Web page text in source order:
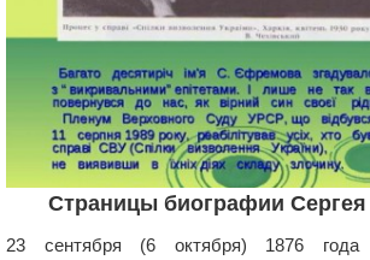
Страницы биографии
23 сентября (6 октября) 1876